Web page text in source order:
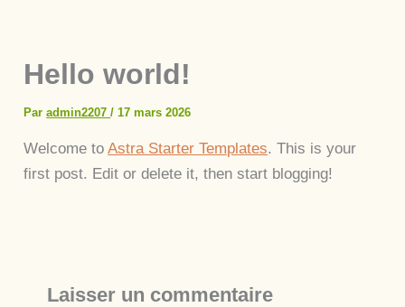
Hello world!
Paradmin2207/17 mars 2026
Welcome toAstra Starter Templates. This is your
first post. Edit or delete it, then start blogging!
Laisser un commentaire